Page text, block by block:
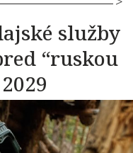
služby
“ruskou